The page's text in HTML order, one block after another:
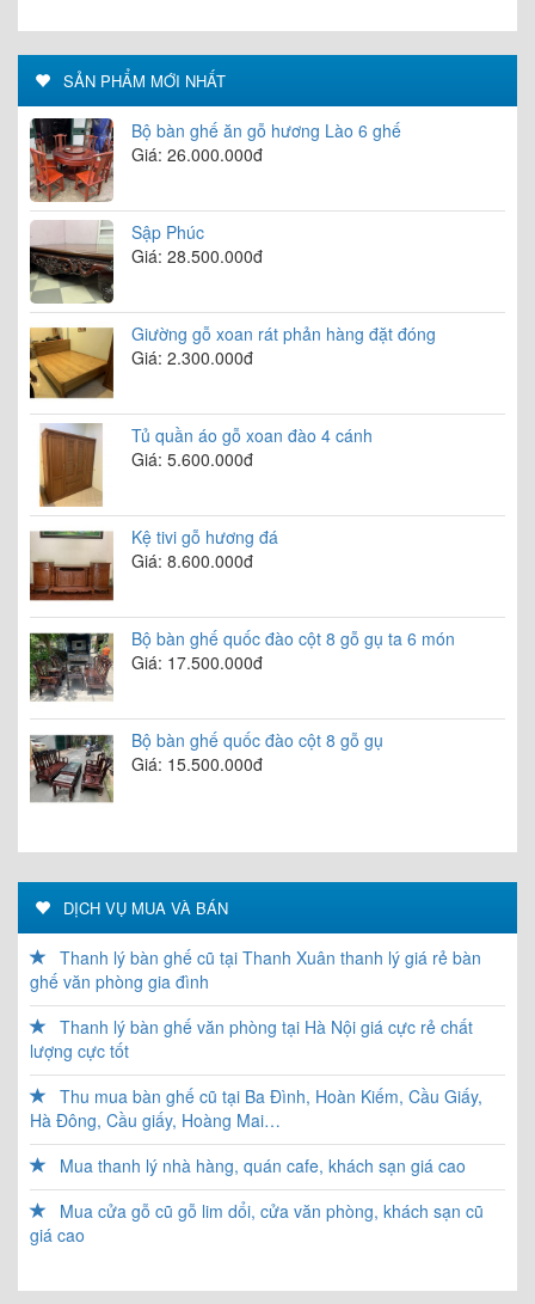
SẢN PHẨM MỚI NHẤT
Bộ bàn ghế ăn gỗ hương Lào 6 ghế
Giá: 26.000.000đ
Sập Phúc
Giá: 28.500.000đ
Giường gỗ xoan rát phản hàng đặt đóng
Giá: 2.300.000đ
Tủ quần áo gỗ xoan đào 4 cánh
Giá: 5.600.000đ
Kệ tivi gỗ hương đá
Giá: 8.600.000đ
Bộ bàn ghế quốc đào cột 8 gỗ gụ ta 6 món
Giá: 17.500.000đ
Bộ bàn ghế quốc đào cột 8 gỗ gụ
Giá: 15.500.000đ
DỊCH VỤ MUA VÀ BÁN
Thanh lý bàn ghế cũ tại Thanh Xuân thanh lý giá rẻ bàn
ghế văn phòng gia đình
Thanh lý bàn ghế văn phòng tại Hà Nội giá cực rẻ chất
lượng cực tốt
Thu mua bàn ghế cũ tại Ba Đình, Hoàn Kiếm, Cầu Giấy,
Hà Đông, Cầu giấy, Hoàng Mai…
Mua thanh lý nhà hàng, quán cafe, khách sạn giá cao
Mua cửa gỗ cũ gỗ lim dổi, cửa văn phòng, khách sạn cũ
giá cao